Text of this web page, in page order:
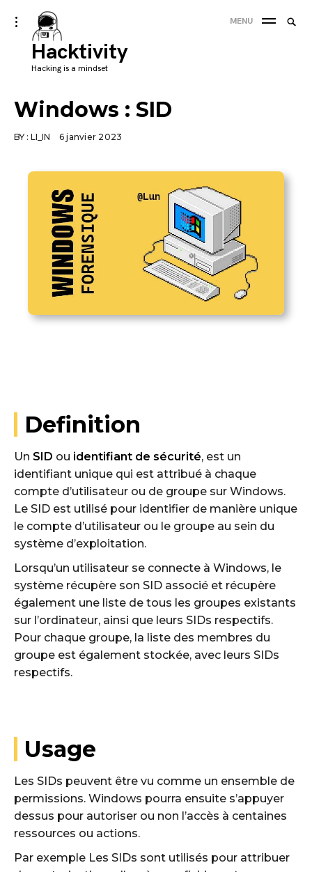
Skip
to
content
Hacktivity
Hacking is a mindset
toggle
open/close
sidebar
MENU
Windows : SID
BY : LI_IN 6 janvier 2023
Definition
Un SID ou identifiant de sécurité, est un
identifiant unique qui est attribué à chaque
compte d’utilisateur ou de groupe sur Windows.
Le SID est utilisé pour identifier de manière unique
le compte d’utilisateur ou le groupe au sein du
système d’exploitation.
Lorsqu’un utilisateur se connecte à Windows, le
système récupère son SID associé et récupère
également une liste de tous les groupes existants
sur l’ordinateur, ainsi que leurs SIDs respectifs.
Pour chaque groupe, la liste des membres du
groupe est également stockée, avec leurs SIDs
respectifs.
Usage
Les SIDs peuvent être vu comme un ensemble de
permissions. Windows pourra ensuite s’appuyer
dessus pour autoriser ou non l’accès à centaines
ressources ou actions.
Par exemple Les SIDs sont utilisés pour attribuer